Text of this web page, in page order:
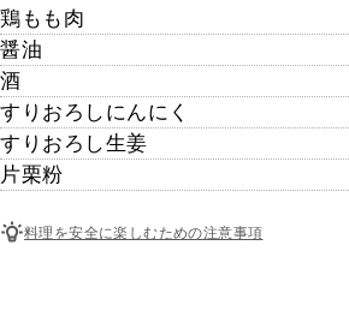
鶏もも肉
醤油
酒
すりおろしにんにく
すりおろし生姜
片栗粉
料理を安全に楽しむための注意事項